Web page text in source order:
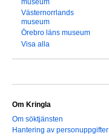
museum
Västernorrlands
museum
Örebro läns museum
Visa alla
Om Kringla
Om söktjänsten
Hantering av personuppgifter